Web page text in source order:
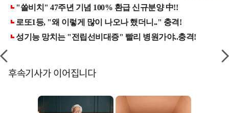
후속기사가 이어집니다